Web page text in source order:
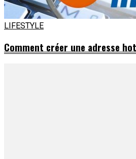
LIFESTYLE
Comment créer une adresse